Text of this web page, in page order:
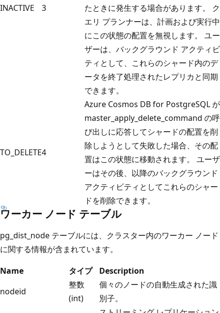
INACTIVE 3
たときに発生する場合があります。 ク
エリ プランナーは、計画および実行中
にこの状態の配置を無視します。 ユー
ザーは、バックグラウンド アクティビ
ティとして、これらのシャード内のデ
ータを終了処理されたレプリカと同期
できます。
TO_DELETE4
Azure Cosmos DB for PostgreSQL が
master_apply_delete_command の呼
び出しに応答してシャードの配置を削
除しようとして失敗した場合、その配
置はこの状態に移動されます。 ユーザ
ーはその後、以降のバックグラウンド
アクティビティとしてこれらのシャー
ドを削除できます。
ワーカー ノード テーブル
pg_dist_node テーブルには、クラスター内のワーカー ノード
に関する情報が含まれています。
Name
タイプ
Description
nodeid
整数
(int)
個々のノードの自動生成された識
別子。